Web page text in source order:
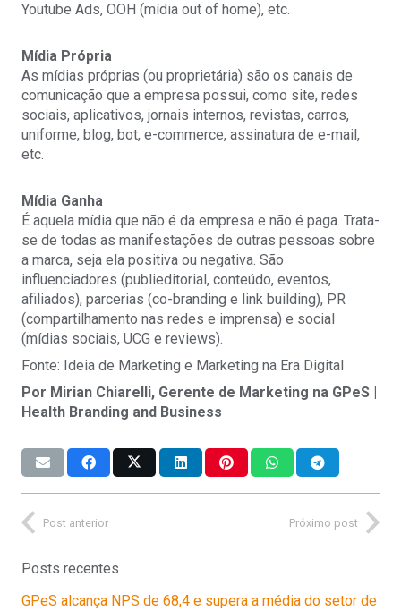
Youtube Ads, OOH (mídia out of home), etc.
Mídia Própria
As mídias próprias (ou proprietária) são os canais de
comunicação que a empresa possui, como site, redes
sociais, aplicativos, jornais internos, revistas, carros,
uniforme, blog, bot, e-commerce, assinatura de e-mail,
etc.
Mídia Ganha
É aquela mídia que não é da empresa e não é paga. Trata-
se de todas as manifestações de outras pessoas sobre
a marca, seja ela positiva ou negativa. São
influenciadores (publieditorial, conteúdo, eventos,
afiliados), parcerias (co-branding e link building), PR
(compartilhamento nas redes e imprensa) e social
(mídias sociais, UCG e reviews).
Fonte: Ideia de Marketing e Marketing na Era Digital
Por Mirian Chiarelli, Gerente de Marketing na GPeS |
Health Branding and Business
Post anterior Próximo post
Posts recentes
GPeS alcança NPS de 68,4 e supera a média do setor de